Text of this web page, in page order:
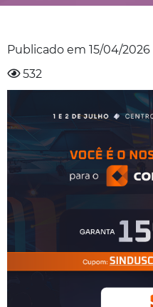
Publicado em 15/04/2026
532